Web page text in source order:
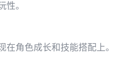
性。
在角色成长和技能搭配上